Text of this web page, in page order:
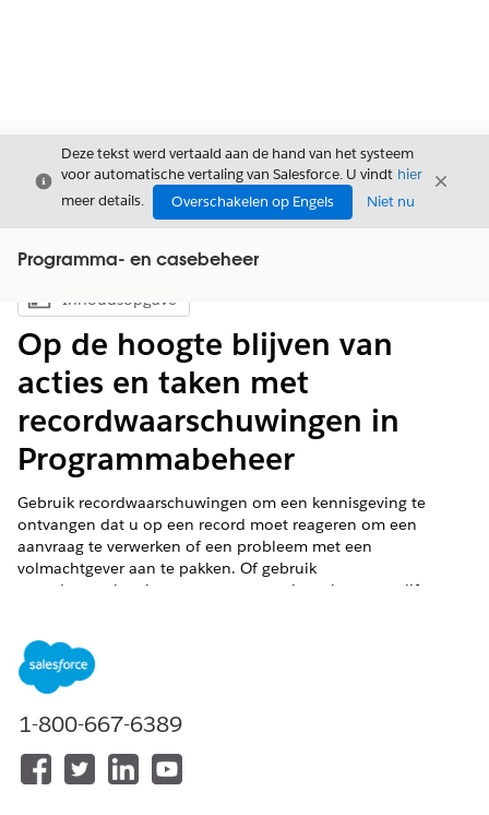
Sluiten
Deze tekst werd vertaald aan de hand van het systeem
voor automatische vertaling van Salesforce. U vindt hier
meer details.
Overschakelen op Engels Niet nu
Sluiten
Programma- en casebeheer
Inhoudsopgave weergeven
Inhoudsopgave
Op de hoogte blijven van
acties en taken met
recordwaarschuwingen in
Programmabeheer
Gebruik recordwaarschuwingen om een kennisgeving te
ontvangen dat u op een record moet reageren om een
aanvraag te verwerken of een probleem met een
volmachtgever aan te pakken. Of gebruik
recordwaarschuwingen om zorgen te bewaken over cijfers,
VEREISTE EDITIONS
Beschikbaar in: Education Cloud, Nonprofit Cloud en
editionbeschikbaarheid
1-800-667-6389